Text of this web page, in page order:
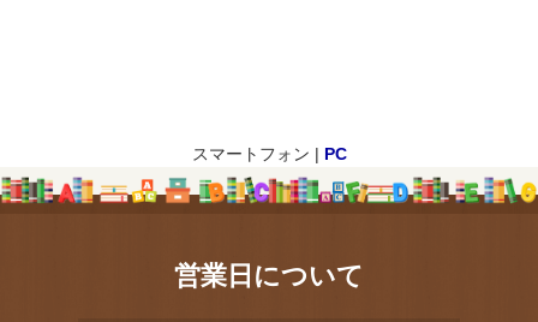
スマートフォン | PC
営業日について